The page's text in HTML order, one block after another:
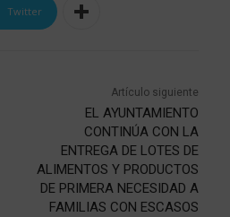
Twitter
Artículo siguiente
EL AYUNTAMIENTO
CONTINÚA CON LA
ENTREGA DE LOTES DE
ALIMENTOS Y PRODUCTOS
DE PRIMERA NECESIDAD A
FAMILIAS CON ESCASOS